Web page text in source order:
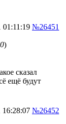
01:11:19 №26451
)
сказал
ещё будут
16:28:07 №26452